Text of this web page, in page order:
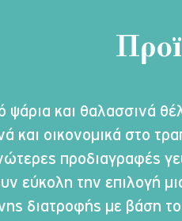
ψάρια και θαλασσινά
και οικονομικά στο
προδιαγραφές
εύκολη την επιλογή
διατροφής με βάση